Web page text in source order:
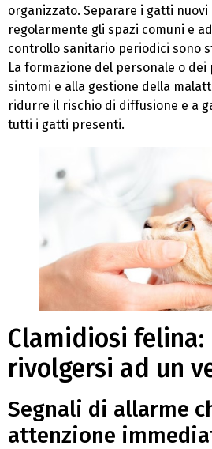
organizzato. Separare i gatti
regolarmente gli spazi comuni e
controllo sanitario periodici sono
La formazione del personale o
sintomi e alla gestione della
ridurre il rischio di diffusione e a
tutti i gatti presenti.
Clamidiosi felina:
rivolgersi ad un
Segnali di allarme
attenzione